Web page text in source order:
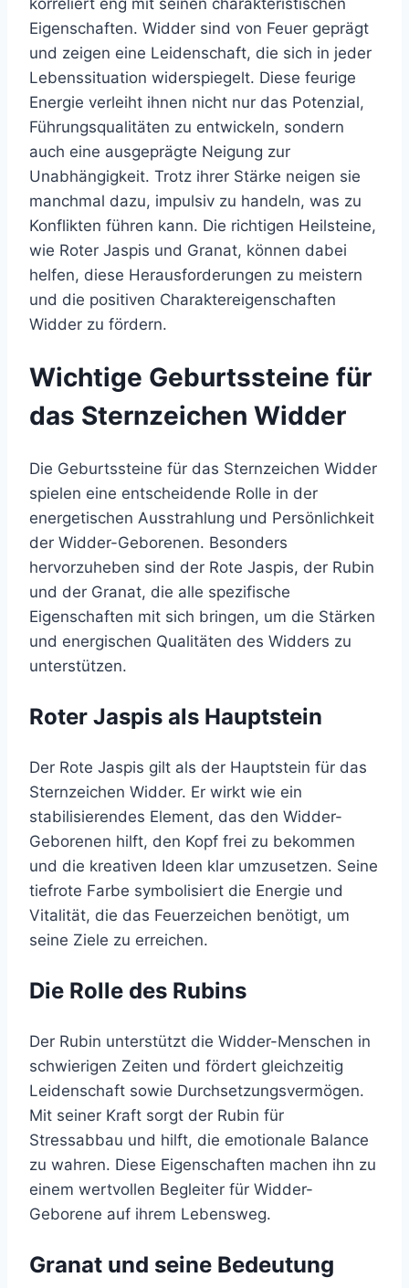
korreliert eng mit seinen charakteristischen
Eigenschaften. Widder sind von Feuer geprägt
und zeigen eine Leidenschaft, die sich in jeder
Lebenssituation widerspiegelt. Diese feurige
Energie verleiht ihnen nicht nur das Potenzial,
Führungsqualitäten zu entwickeln, sondern
auch eine ausgeprägte Neigung zur
Unabhängigkeit. Trotz ihrer Stärke neigen sie
manchmal dazu, impulsiv zu handeln, was zu
Konflikten führen kann. Die richtigen Heilsteine,
wie Roter Jaspis und Granat, können dabei
helfen, diese Herausforderungen zu meistern
und die positiven Charaktereigenschaften
Widder zu fördern.
Wichtige Geburtssteine für
das Sternzeichen Widder
Die Geburtssteine für das Sternzeichen Widder
spielen eine entscheidende Rolle in der
energetischen Ausstrahlung und Persönlichkeit
der Widder-Geborenen. Besonders
hervorzuheben sind der Rote Jaspis, der Rubin
und der Granat, die alle spezifische
Eigenschaften mit sich bringen, um die Stärken
und energischen Qualitäten des Widders zu
unterstützen.
Roter Jaspis als Hauptstein
Der Rote Jaspis gilt als der Hauptstein für das
Sternzeichen Widder. Er wirkt wie ein
stabilisierendes Element, das den Widder-
Geborenen hilft, den Kopf frei zu bekommen
und die kreativen Ideen klar umzusetzen. Seine
tiefrote Farbe symbolisiert die Energie und
Vitalität, die das Feuerzeichen benötigt, um
seine Ziele zu erreichen.
Die Rolle des Rubins
Der Rubin unterstützt die Widder-Menschen in
schwierigen Zeiten und fördert gleichzeitig
Leidenschaft sowie Durchsetzungsvermögen.
Mit seiner Kraft sorgt der Rubin für
Stressabbau und hilft, die emotionale Balance
zu wahren. Diese Eigenschaften machen ihn zu
einem wertvollen Begleiter für Widder-
Geborene auf ihrem Lebensweg.
Granat und seine Bedeutung